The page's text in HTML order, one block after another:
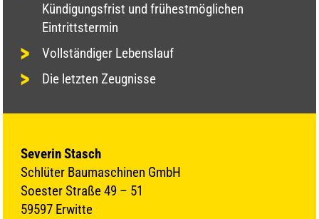
Kündigungsfrist und frühestmöglichen
Eintrittstermin
Vollständiger Lebenslauf
Die letzten Zeugnisse
Severin Stasch
Schlüter Baumaschinen GmbH
Soester Straße 49 – 51
59597 Erwitte